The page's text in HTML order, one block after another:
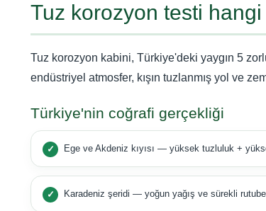
Tuz korozyon testi
Tuz korozyon kabini, Türkiye'deki yaygın 5
endüstriyel atmosfer, kışın tuzlanmış yol ve
Türkiye'nin coğrafi gerçekliği
Ege ve Akdeniz kıyısı — yüksek tuzluluk +
Karadeniz şeridi — yoğun yağış ve sürekli